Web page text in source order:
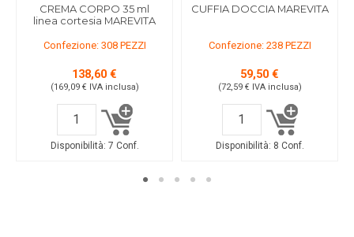
CREMA CORPO 35 ml
linea cortesia MAREVITA
Confezione: 308 PEZZI
138,60 €
(169,09 € IVA inclusa)
Disponibilità: 7 Conf.
CUFFIA DOCCIA MAREVITA
Confezione: 238 PEZZI
59,50 €
(72,59 € IVA inclusa)
Disponibilità: 8 Conf.